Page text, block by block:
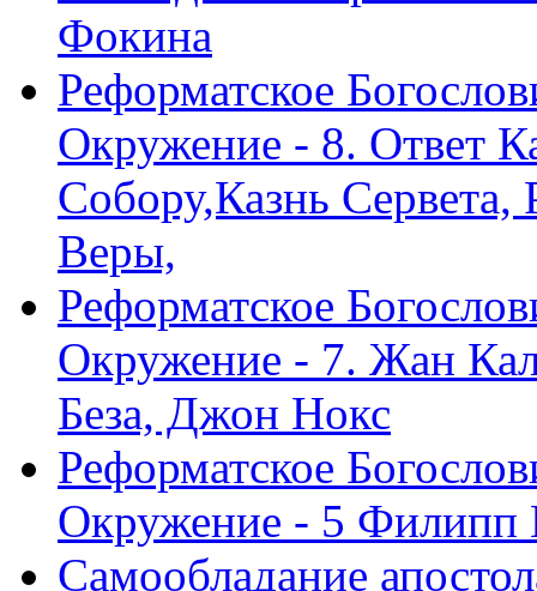
Фокина
Реформатское
Окружение - 8. Ответ
Собору,Казнь Сервета,
Веры,
Реформатское
Окружение - 7. Жан
Беза, Джон Нокс
Реформатское
Окружение - 5 Филипп
Самообладание